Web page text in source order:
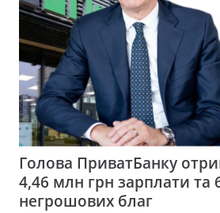
Голова ПриватБанку
4,46 млн грн зарплати та
негрошових благ